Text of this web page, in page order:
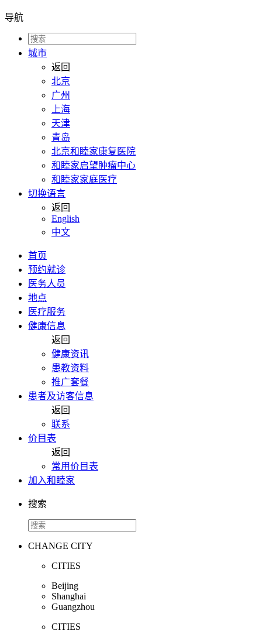
导航
城市
返回
北京
广州
上海
天津
青岛
北京和睦家康复医院
和睦家启望肿瘤中心
和睦家家庭医疗
切换语言
返回
English
中文
首页
预约就诊
医务人员
地点
医疗服务
健康信息
返回
健康资讯
患教资料
推广套餐
患者及访客信息
返回
联系
价目表
返回
常用价目表
加入和睦家
搜索
CHANGE CITY
CITIES
Beijing
Shanghai
Guangzhou
CITIES